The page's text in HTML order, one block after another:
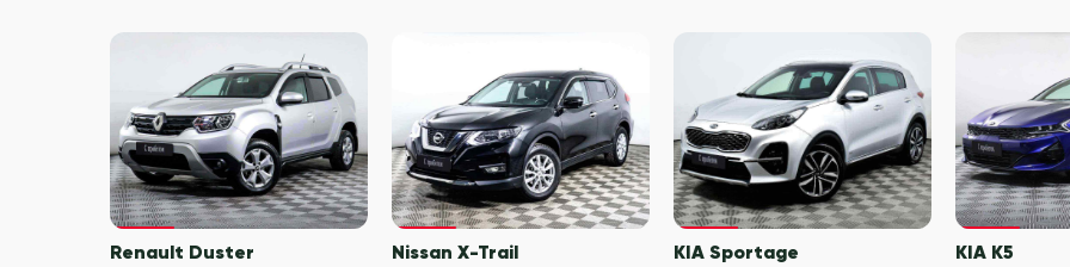
VIN проверен
Renault Duster
VIN проверен
Nissan X-Trail
VIN проверен
KIA Sportage KIA K5